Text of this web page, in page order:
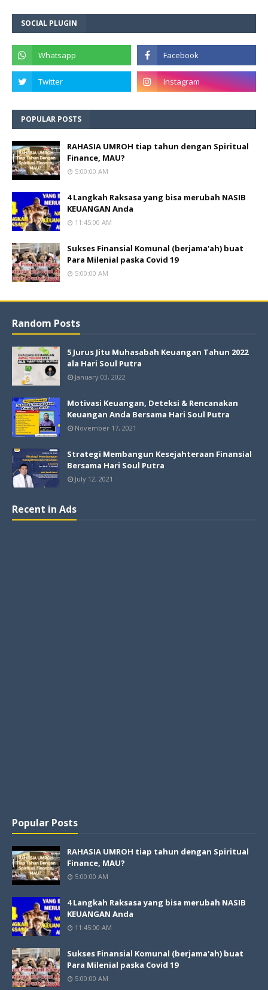
SOCIAL PLUGIN
POPULAR POSTS
RAHASIA UMROH tiap tahun dengan Spiritual
Finance, MAU?
5:00:00 AM
4 Langkah Raksasa yang bisa merubah NASIB
KEUANGAN Anda
11:45:00 AM
Sukses Finansial Komunal (berjama'ah) buat
Para Milenial paska Covid 19
5:00:00 AM
Random Posts
5 Jurus Jitu Muhasabah Keuangan Tahun 2022
ala Hari Soul Putra
January 03, 2022
Motivasi Keuangan, Deteksi & Rencanakan
Keuangan Anda Bersama Hari Soul Putra
November 17, 2021
Strategi Membangun Kesejahteraan Finansial
Bersama Hari Soul Putra
July 12, 2021
Recent in Ads
Popular Posts
RAHASIA UMROH tiap tahun dengan Spiritual
Finance, MAU?
5:00:00 AM
4 Langkah Raksasa yang bisa merubah NASIB
KEUANGAN Anda
11:45:00 AM
Sukses Finansial Komunal (berjama'ah) buat
Para Milenial paska Covid 19
5:00:00 AM